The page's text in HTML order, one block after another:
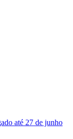
até 27 de junho